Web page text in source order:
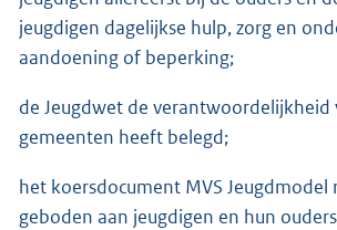
jeugdigen dagelijkse hulp, zorg en
aandoening of beperking;
de Jeugdwet de
gemeenten heeft belegd;
het koersdocument MVS
geboden aan jeugdigen en hun